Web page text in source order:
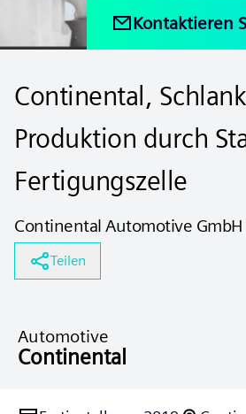
Kontaktieren
Continental,
Produktion durch
Fertigungszelle
Continental Automotive GmbH
Teilen
Automotive
Continental